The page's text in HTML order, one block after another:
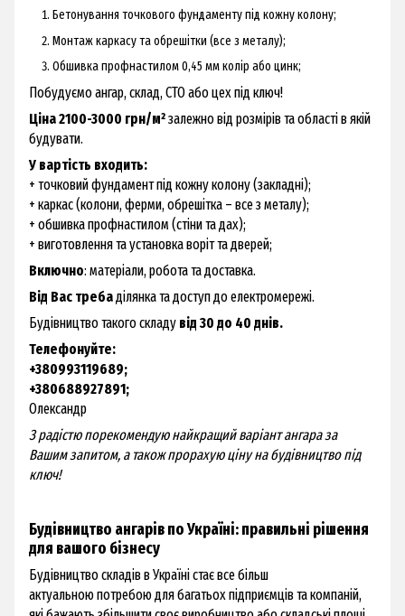
Бетонування точкового фундаменту під кожну колону;
Монтаж каркасу та обрешітки (все з металу);
Обшивка профнастилом 0,45 мм колір або цинк;
Побудуємо ангар, склад, СТО або цех під ключ!
Ціна 2100-3000 грн/м²залежно від розмірів та області в якій
будувати.
У вартість входить:
+ точковий фундамент під кожну колону (закладні);
+ каркас (колони, ферми, обрешітка – все з металу);
+ обшивка профнастилом (стіни та дах);
+ виготовлення та установка воріт та дверей;
Включно: матеріали, робота та доставка.
Від Вас требаділянка та доступ до електромережі.
Будівництво такого складу від 30 до 40 днів.
Телефонуйте:
+380993119689;
+380688927891;
Олександр
З радістю порекомендую найкращий варіант ангара за
Вашим запитом, а також прорахую ціну на будівництво під
ключ!
Будівництво ангарів по Україні: правильні рішення
для вашого бізнесу
Будівництво складів в Україні стає все більш
актуальною потребою для багатьох підприємців та компаній,